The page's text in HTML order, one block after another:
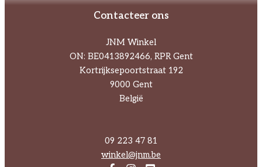
Contacteer ons
JNM Winkel
ON: BE0413892466, RPR Gent
Kortrijksepoortstraat 192
9000 Gent
België
09 223 47 81
winkel@jnm.be